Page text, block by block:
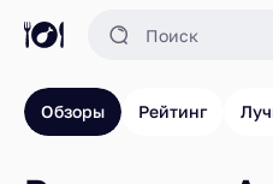
Обзоры Рейтинг